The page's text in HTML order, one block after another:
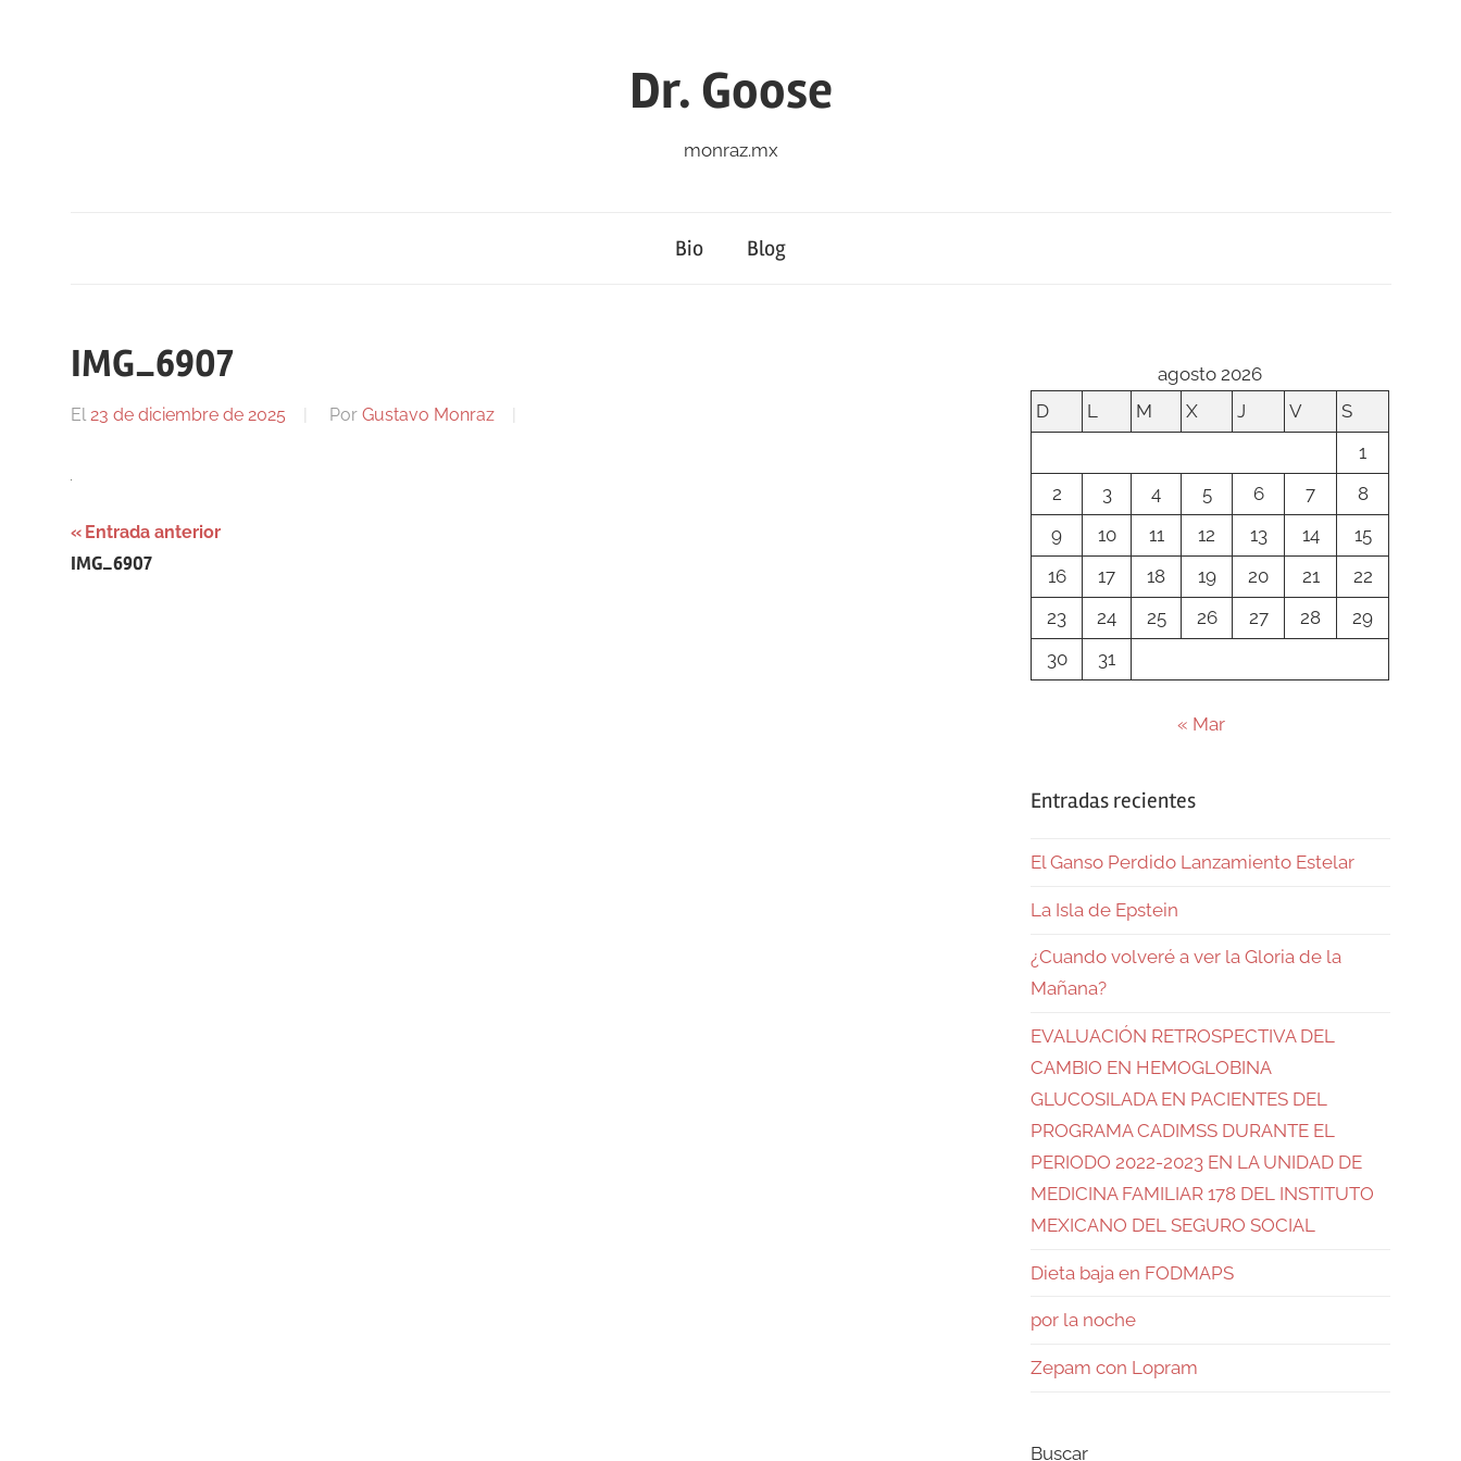
Dr. Goose
monraz.mx
Bio Blog
IMG_6907
El 23 de diciembre de 2025 Por Gustavo Monraz
Navegación
de
Entrada anterior
IMG_6907
agosto 2026
D
L M X J V
S
1
2
3 4 5 6 7
8
9
10 11 12 13 14
15
16
17 18 19 20 21
22
23
24 25 26 27 28
29
30
31
« Mar
Entradas recientes
El Ganso Perdido Lanzamiento Estelar
La Isla de Epstein
¿Cuando volveré a ver la Gloria de la
Mañana?
EVALUACIÓN RETROSPECTIVA DEL
CAMBIO EN HEMOGLOBINA
GLUCOSILADA EN PACIENTES DEL
PROGRAMA CADIMSS DURANTE EL
PERIODO 2022-2023 EN LA UNIDAD DE
MEDICINA FAMILIAR 178 DEL INSTITUTO
MEXICANO DEL SEGURO SOCIAL
Dieta baja en FODMAPS
por la noche
Zepam con Lopram
Buscar